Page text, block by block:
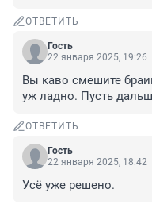
ОТВЕТИТЬ
Гость
22 января 2025, 19:26
Вы каво смешите
уж ладно. Пусть
ОТВЕТИТЬ
Гость
22 января 2025, 18:42
Усё уже решено.